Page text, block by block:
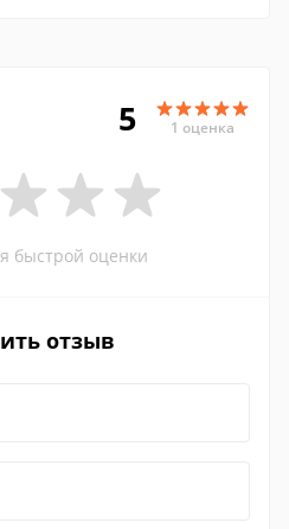
5 1 оценка
быстрой оценки
отзыв